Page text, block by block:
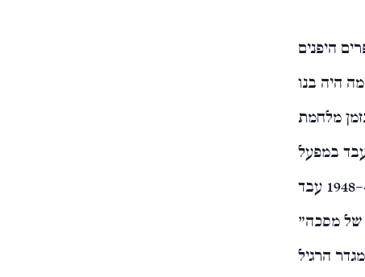
היפנים
בטוקיו ב-1925 ומת בה ב-1970. מישימה היה בנו
מלחמת
במפעל
בטוקיו ולאחר המלחמה למד משפטים באוניברסיטת טוקיו. בשנים 1948-49 עבד
של מסכה"
הרגיל